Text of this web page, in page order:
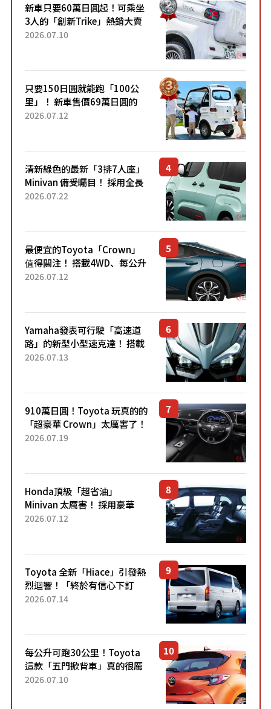
新車只要60萬日圓起！可乘坐
3人的「創新Trike」熱銷大賣
成為人氣車款！「養車成本真
2026.07.10
只要150日圓就能跑「100公
里」！ 新車售價69萬日圓的
「3人座」Trike大受歡迎！ 順
2026.07.12
清新綠色的最新「3排7人座」
Minivan 備受矚目！ 採用全長
4.7公尺剛剛好的車身尺寸與
2026.07.22
最便宜的Toyota「Crown」
值得關注！ 搭載4WD、每公升
22.4公里低油耗表現超亮眼！
2026.07.12
Yamaha發表可行駛「高速道
路」的新型小型速克達！ 搭載
能享受超強勁「渦輪感」的動
2026.07.13
910萬日圓！Toyota 玩真的的
「超豪華 Crown」太厲害了！
採用由「匠人技藝」打造的
2026.07.19
Honda頂級「超省油」
Minivan 太厲害！ 採用豪華
「真皮座椅」與專屬「黑色內
「三...
2026.07.12
Toyota 全新「Hiace」引發熱
烈迴響！「終於有信心下訂
了！」「哪個等級交車最
車？...
2026.07.14
每公升可跑30公里！Toyota
這款「五門掀背車」真的很厲
害！ 擁有全長4.3公尺的「剛剛
2026.07.10